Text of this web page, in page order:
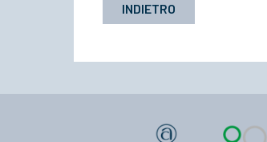
INDIETRO